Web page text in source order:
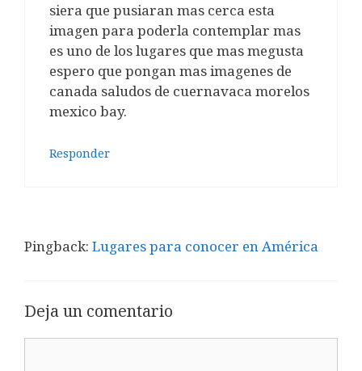
siera que pusiaran mas cerca esta
imagen para poderla contemplar mas
es uno de los lugares que mas megusta
espero que pongan mas imagenes de
canada saludos de cuernavaca morelos
mexico bay.
Responder
Pingback: Lugares para conocer en América
Deja un comentario